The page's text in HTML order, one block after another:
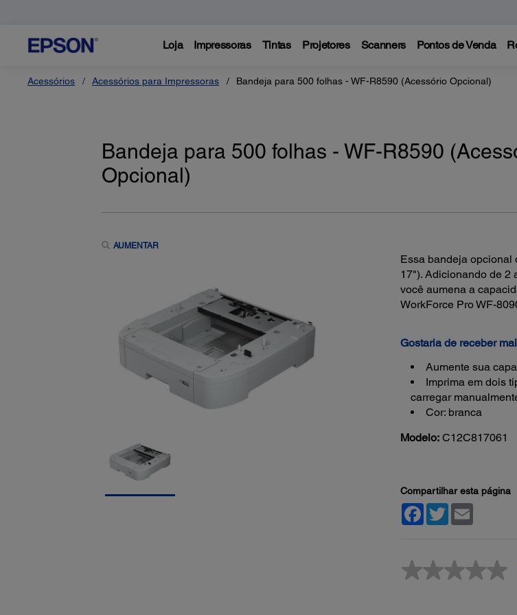
Loja Impressoras Tintas Projetores Scanners Pontos de Venda
Acessórios Acessórios para Impressoras Bandeja para 500 folhas - WF-R8590 (Acessório Opcional)
Bandeja para 500 folhas - WF-R8590
Opcional)
AUMENTAR
Essa bandeja opcional
17"). Adicionando de 2
você aumena a
WorkForce Pro WF-
Gostaria de receber
Aumente sua
Imprima em dois
carregar
Cor: branca
Modelo: C12C817061
Compartilhar esta página
Facebook
Twitter
Sem